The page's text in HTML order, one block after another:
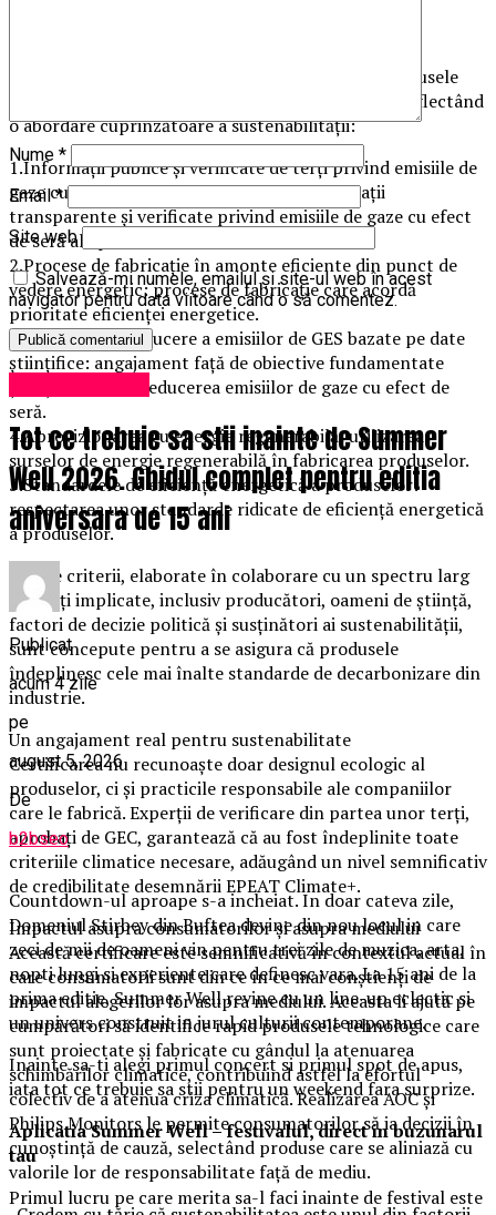
Pentru a obține desemnarea EPEAT Climate+, produsele
trebuie să îndeplinească mai multe criterii cheie, reflectând
o abordare cuprinzătoare a sustenabilității:
1.Informații publice și verificate de terți privind emisiile de
gaze cu efect de seră ale produselor: informații
transparente și verificate privind emisiile de gaze cu efect
de seră ale produselor.
2.Procese de fabricație în amonte eficiente din punct de
vedere energetic: procese de fabricație care acordă
prioritate eficienței energetice.
3.Obiective de reducere a emisiilor de GES bazate pe date
științifice: angajament față de obiective fundamentate
științific pentru reducerea emisiilor de gaze cu efect de
seră.
4.Aprovizionarea cu energie regenerabilă: utilizarea
surselor de energie regenerabilă în fabricarea produselor.
5.Standardele de eficiență energetică a produselor:
respectarea unor standarde ridicate de eficiență energetică
a produselor.
Aceste criterii, elaborate în colaborare cu un spectru larg
de părți implicate, inclusiv producători, oameni de știință,
factori de decizie politică și susținători ai sustenabilității,
sunt concepute pentru a se asigura că produsele
îndeplinesc cele mai înalte standarde de decarbonizare din
industrie.
Un angajament real pentru sustenabilitate
Certificarea nu recunoaște doar designul ecologic al
produselor, ci și practicile responsabile ale companiilor
care le fabrică. Experții de verificare din partea unor terți,
aprobați de GEC, garantează că au fost îndeplinite toate
criteriile climatice necesare, adăugând un nivel semnificativ
de credibilitate desemnării EPEAT Climate+.
Impactul asupra consumatorilor și asupra mediului
Această certificare este semnificativă în contextul actual în
care consumatorii sunt din ce în ce mai conștienți de
impactul alegerilor lor asupra mediului. Aceasta îi ajută pe
cumpărători să identifice rapid produsele tehnologice care
sunt proiectate și fabricate cu gândul la atenuarea
schimbărilor climatice, contribuind astfel la efortul
colectiv de a atenua criza climatică. Realizarea AOC și
Philips Monitors le permite consumatorilor să ia decizii în
cunoștință de cauză, selectând produse care se aliniază cu
valorile lor de responsabilitate față de mediu.
Nume *
Email*
Site web
Salvează-mi numele, emailul și site-ul web în acest
navigator pentru data viitoare când o să comentez.
Tot ce trebuie sa stii inainte de Summer
Well 2026. Ghidul complet pentru editia
aniversara de 15 ani
Publicat
acum 4 zile
pe
august 5, 2026
De
b2bseo
Countdown-ul aproape s-a incheiat. In doar cateva zile,
Domeniul Stirbey din Buftea devine din nou locul in care
zeci de mii de oameni vin pentru trei zile de muzica, arta,
nopti lungi si experiente care definesc vara. La 15 ani de la
prima editie, Summer Well revine cu un line-up eclectic si
un univers construit in jurul culturii contemporane.
Inainte sa-ti alegi primul concert si primul spot de apus,
iata tot ce trebuie sa stii pentru un weekend fara surprize.
Aplicatia Summer Well– festivalul, direct in buzunarul
tau
Primul lucru pe care merita sa-l faci inainte de festival este